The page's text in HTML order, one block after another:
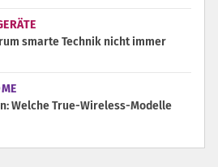
smarte Technik nicht immer
Welche True-Wireless-Modelle